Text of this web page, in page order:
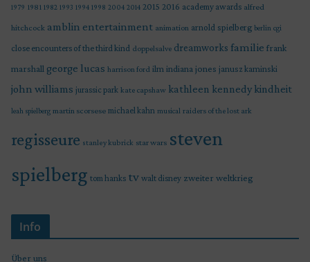
1979 1981 1982 1993 1994 1998 2004 2014 2015 2016 academy awards alfred
hitchcock amblin entertainment animation arnold spielberg berlin cgi
close encounters of the third kind doppelsalve dreamworks familie frank
marshall george lucas harrison ford ilm indiana jones janusz kaminski
john williams jurassic park kate capshaw kathleen kennedy kindheit
leah spielberg martin scorsese michael kahn musical raiders of the lost ark
regisseure stanley kubrick star wars steven
spielberg tom hanks tv walt disney zweiter weltkrieg
Info
Über uns